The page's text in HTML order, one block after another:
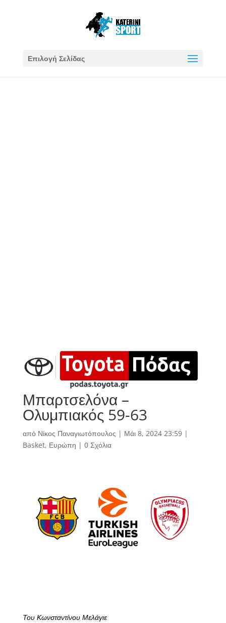
Επιλογή Σελίδας
Μπαρτσελόνα –
Ολυμπιακός 59-63
από Νίκος Παναγιωτόπουλος | Μάι 8, 2024 23:59|
Basket, Ευρώπη | 0 Σχόλια
Του Κωνσταντίνου Μελάγιε